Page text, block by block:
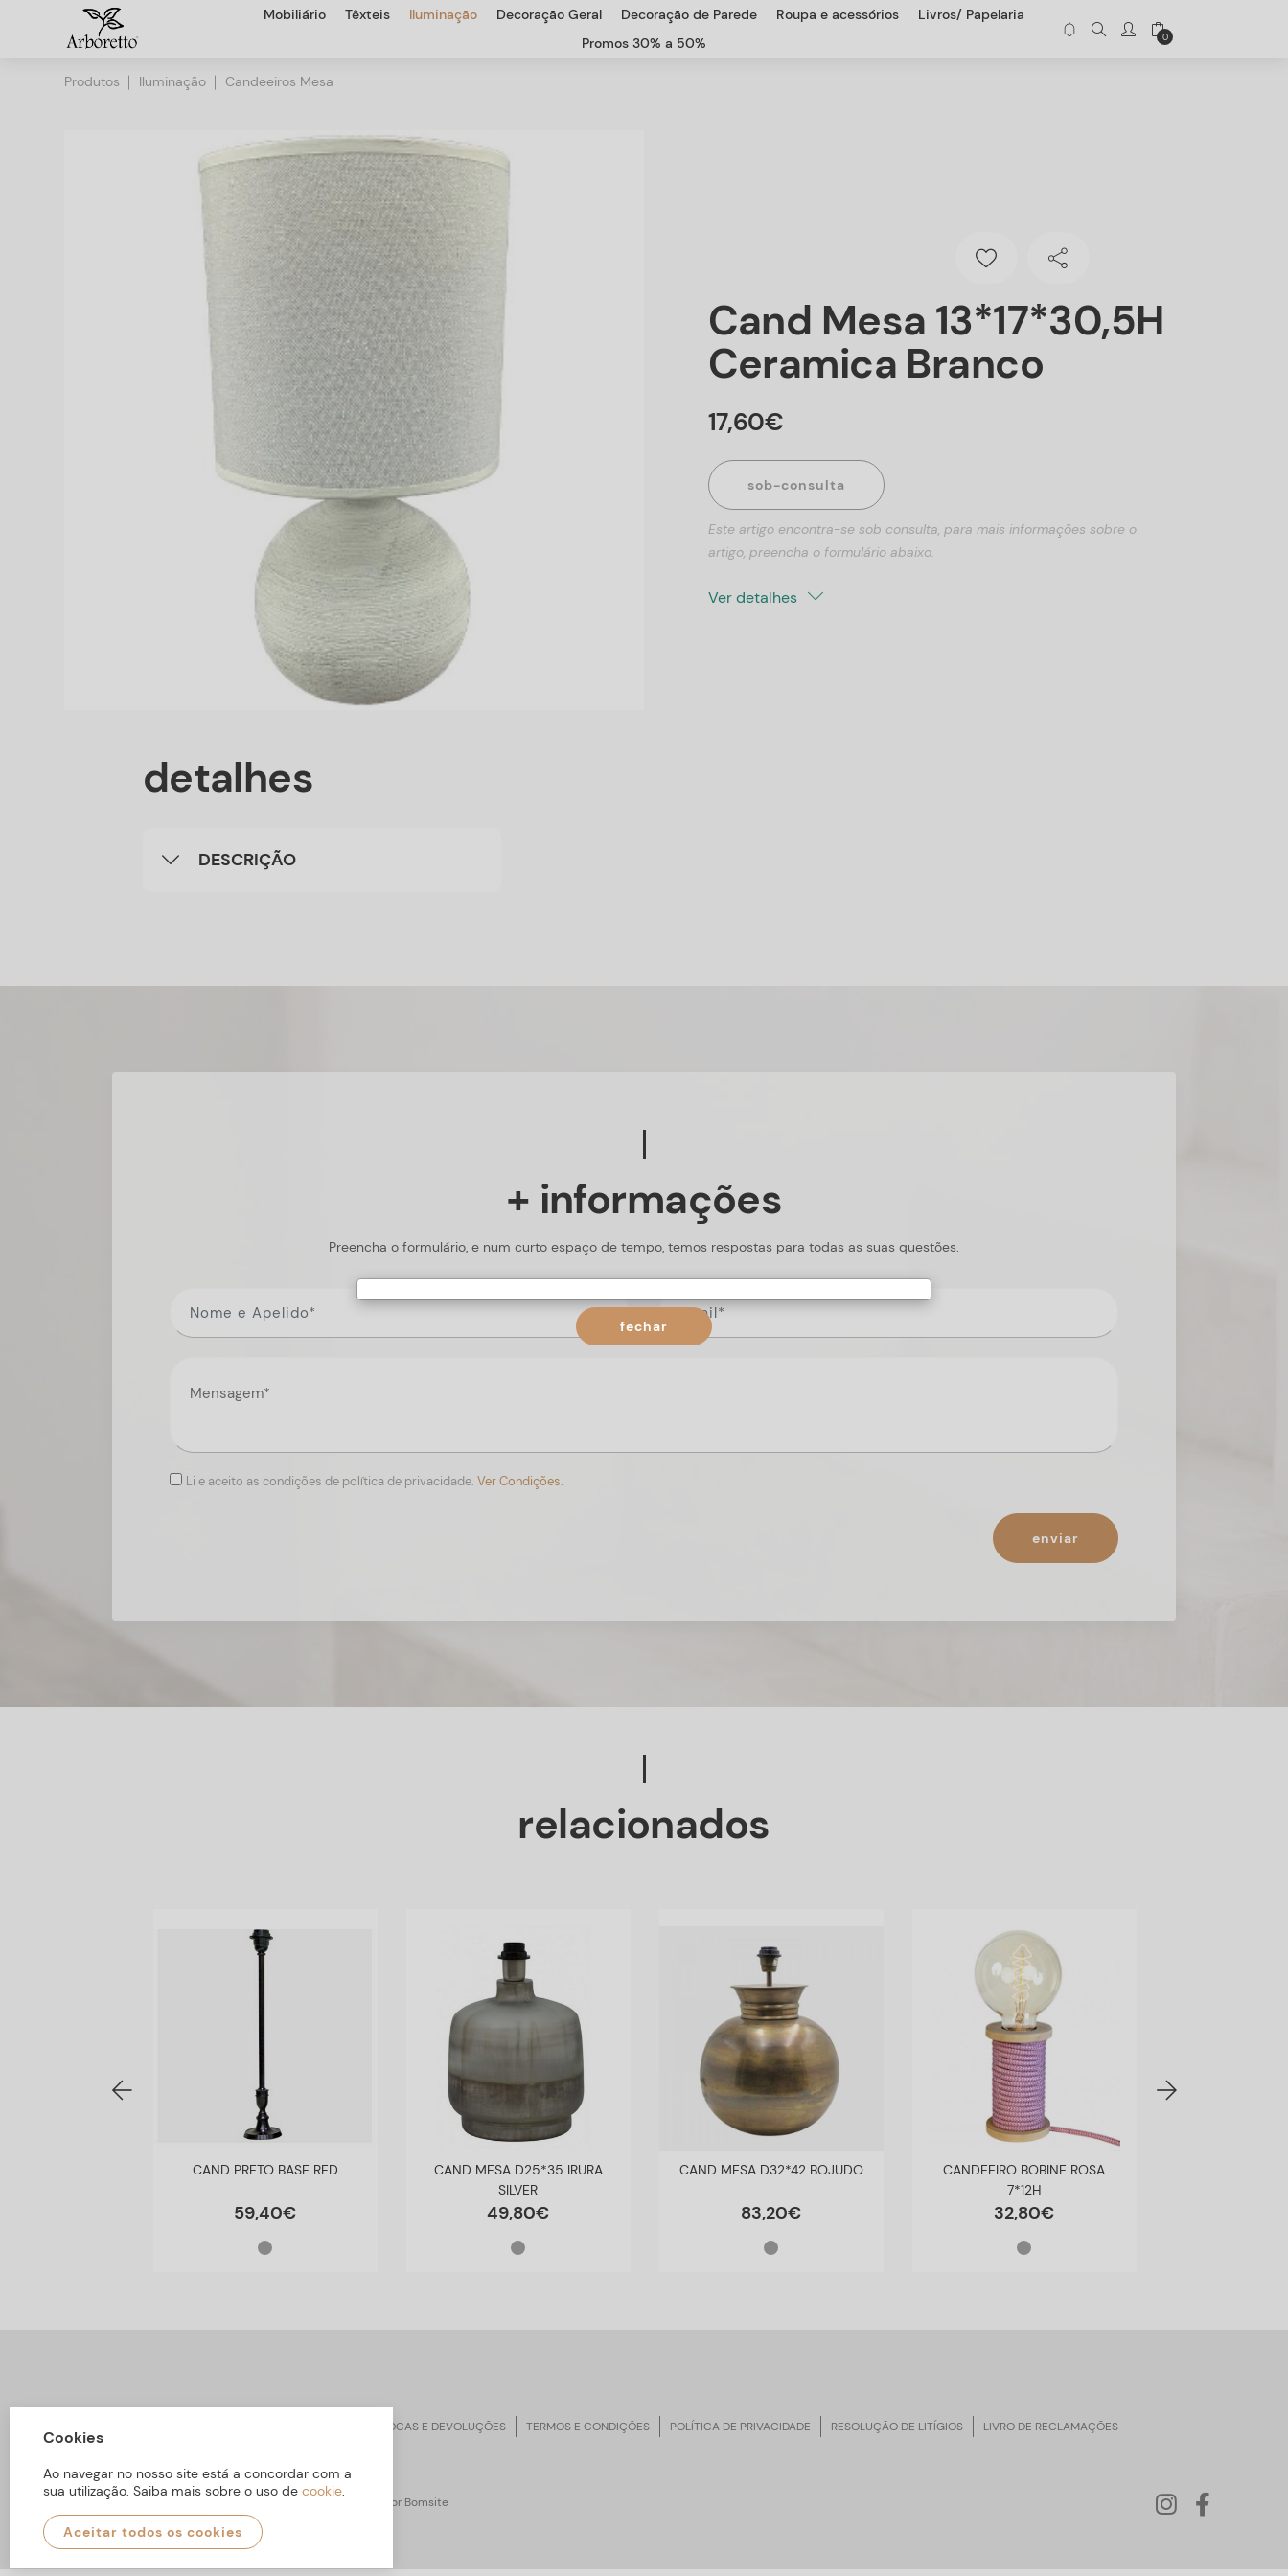
Mobiliário Têxteis Iluminação Decoração Geral Decoração de Parede Roupa e acessórios
Livros/ Papelaria
Promos 30% a 50%
0
Produtos Iluminação Candeeiros Mesa
Cand Mesa 13*17*30,5H
Ceramica Branco
17,60€
sob-consulta
Este artigo encontra-se sob consulta, para mais informações sobre o
artigo, preencha o formulário abaixo.
Ver detalhes
detalhes
DESCRIÇÃO
+ informações
Preencha o formulário, e num curto espaço de tempo, temos respostas para todas as suas questões.
Li e aceito as condições de política de privacidade. Ver Condições.
enviar
relacionados
CAND PRETO BASE RED
59,40€
CAND MESA D25*35 IRURA
SILVER
49,80€
CAND MESA D32*42 BOJUDO
83,20€
CANDEEIRO BOBINE ROSA
7*12H
32,80€
TROCAS E DEVOLUÇÕES TERMOS E CONDIÇÕES POLÍTICA DE PRIVACIDADE RESOLUÇÃO DE LITÍGIOS LIVRO DE RECLAMAÇÕES
ARBORETTO © Todos os Direitos Reservados | Desenvolvido por Bomsite
Cookies
Ao navegar no nosso site está a concordar com a
sua utilização. Saiba mais sobre o uso de cookie.
Aceitar todos os cookies
fechar